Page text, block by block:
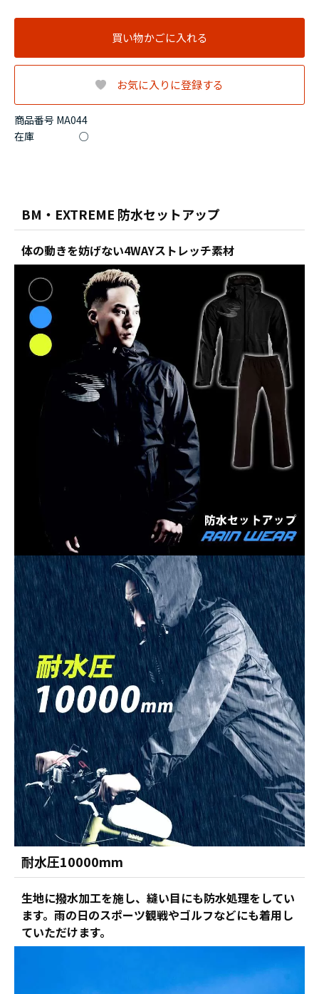
商品番号 MA044
在庫 ○
買い物かごに入れる
お気に入りに登録する
BM・EXTREME 防水セットアップ
体の動きを妨げない4WAYストレッチ素材
耐水圧10000mm
生地に撥水加工を施し、縫い目にも防水処理をしてい
ます。雨の日のスポーツ観戦やゴルフなどにも着用し
ていただけます。